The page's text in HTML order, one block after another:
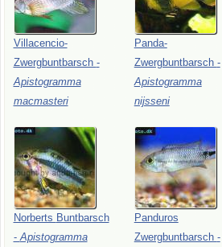
Villacencio-
Zwergbuntbarsch -
Apistogramma
macmasteri
Panda-
Zwergbuntbarsch -
Apistogramma
nijsseni
Norberts Buntbarsch
- Apistogramma
Panduros
Zwergbuntbarsch -